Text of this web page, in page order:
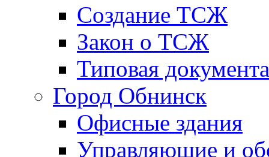
Создание ТСЖ
Закон о ТСЖ
Типовая
Город Обнинск
Офисные здания
Управляющие и